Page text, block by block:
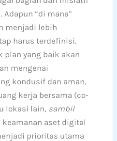
“di mana”
menjadi lebih
harus terdefinisi.
plan yang baik akan
mengenai
kondusif dan aman,
kerja bersama (co-
lokasi lain, sambil
keamanan aset digital
prioritas utama